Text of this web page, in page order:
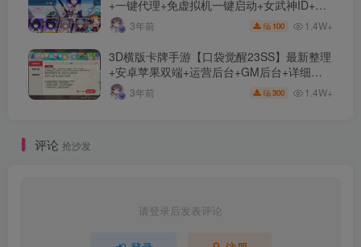
+一键代理+免虚拟机一键启动+女武神ID+详
细指令+极简一键修改
3年前 100 1.4W+
3D横版卡牌手游【口袋觉醒23SS】最新整理
+安卓苹果双端+运营后台+GM后台+详细搭
建教程3年前 300 1.4W+
评论 抢沙发
请登录后发表评论